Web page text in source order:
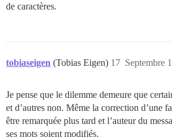
de caractères.
tobiaseigen (Tobias Eigen) Septembre
17
Je pense que le dilemme demeure que
et d’autres non. Même la correction d’une
être remarquée plus tard et l’auteur du
ses mots soient modifiés.